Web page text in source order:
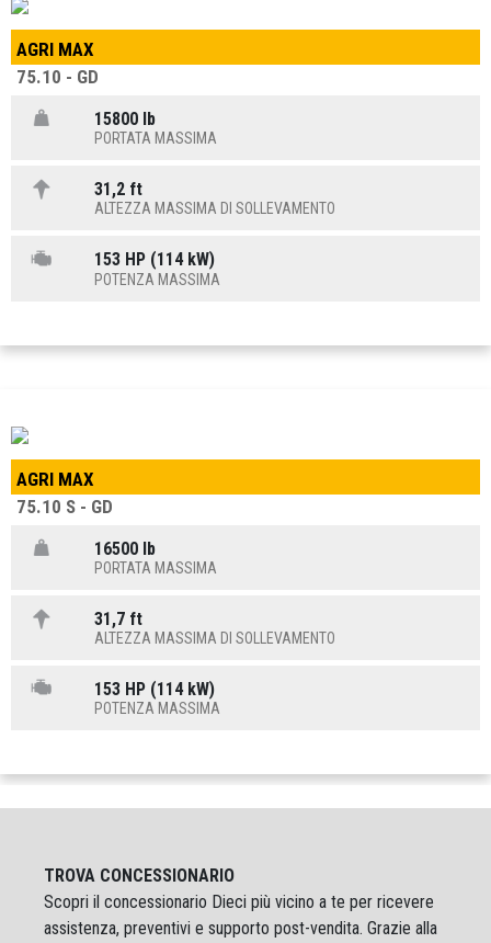
AGRI MAX
75.10 - GD
15800 lb
PORTATA MASSIMA
31,2 ft
ALTEZZA MASSIMA DI SOLLEVAMENTO
153 HP (114 kW)
POTENZA MASSIMA
AGRI MAX
75.10 S - GD
16500 lb
PORTATA MASSIMA
31,7 ft
ALTEZZA MASSIMA DI SOLLEVAMENTO
153 HP (114 kW)
POTENZA MASSIMA
TROVA CONCESSIONARIO
Scopri il concessionario Dieci più vicino a te per ricevere
assistenza, preventivi e supporto post-vendita. Grazie alla